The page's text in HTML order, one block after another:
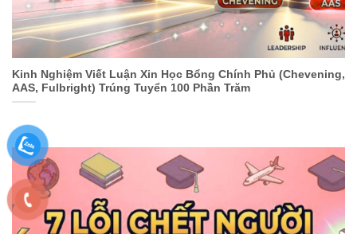
Kinh Nghiệm Viết Luận Xin Học Bổng Chính Phủ (Chevening,
AAS, Fulbright) Trúng Tuyển 100 Phần Trăm